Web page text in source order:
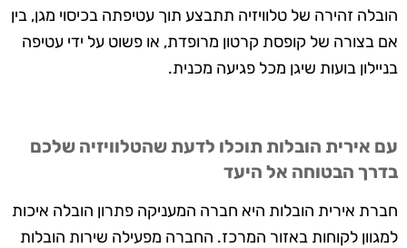
הובלה זהירה של טלוויזיה תתבצע תוך עטיפתה בכיסוי מגן, בין
אם בצורה של קופסת קרטון מרופדת, או פשוט על ידי עטיפה
בניילון בועות שיגן מכל פגיעה מכנית.
עם אירית הובלות תוכלו לדעת שהטלוויזיה שלכם
בדרך הבטוחה אל היעד
חברת אירית הובלות היא חברה המעניקה פתרון הובלה איכות
למגוון לקוחות באזור המרכז. החברה מפעילה שירות הובלות